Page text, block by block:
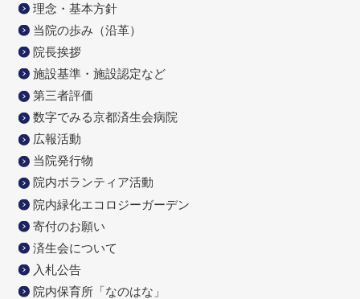
理念・基本方針
当院の歩み（沿革）
院長挨拶
施設基準・施設認定など
第三者評価
数字でみる京都済生会病院
広報活動
当院発行物
院内ボランティア活動
院内緑化エコロジーガーデン
寄付のお願い
済生会について
入札公告
院内保育所「なのはな」